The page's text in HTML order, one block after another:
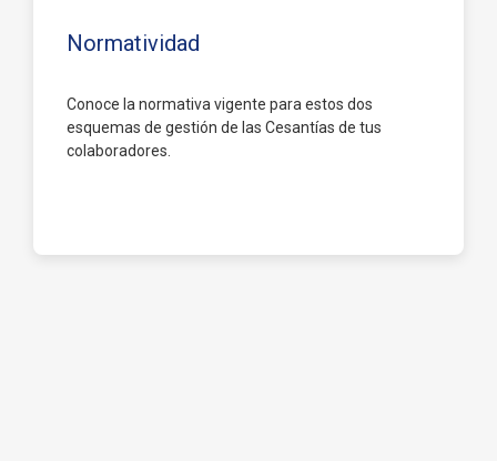
Normatividad
Conoce la normativa vigente para estos dos
esquemas de gestión de las Cesantías de tus
colaboradores.